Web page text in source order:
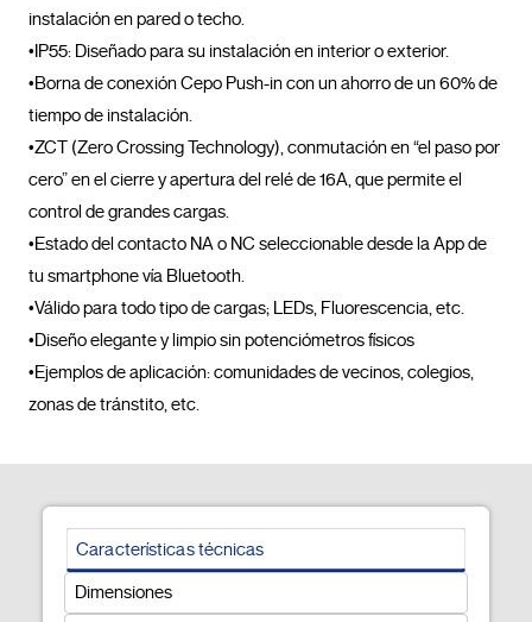
instalación en pared o techo.
•IP55: Diseñado para su instalación en interior o exterior.
•Borna de conexión Cepo Push-in con un ahorro de un 60% de
tiempo de instalación.
•ZCT (Zero Crossing Technology), conmutación en “el paso por
cero” en el cierre y apertura del relé de 16A, que permite el
control de grandes cargas.
•Estado del contacto NA o NC seleccionable desde la App de
tu smartphone vía Bluetooth.
•Válido para todo tipo de cargas; LEDs, Fluorescencia, etc.
•Diseño elegante y limpio sin potenciómetros físicos
•Ejemplos de aplicación: comunidades de vecinos, colegios,
Características técnicas
Dimensiones